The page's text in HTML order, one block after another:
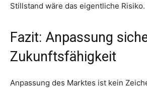
Stillstand wäre das eigentliche Risiko.
Fazit: Anpassung
Zukunftsfähigkeit
Anpassung des Marktes ist kein